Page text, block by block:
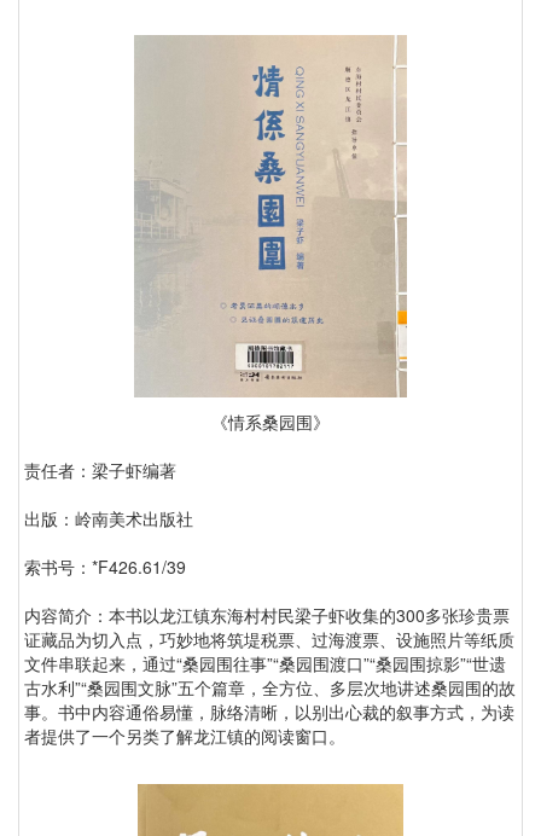
《情系桑园围》
责任者：梁子虾编著
出版：岭南美术出版社
索书号：*F426.61/39
内容简介：本书以龙江镇东海村村民梁子虾收集的300多张珍贵票
证藏品为切入点，巧妙地将筑堤税票、过海渡票、设施照片等纸质
文件串联起来，通过“桑园围往事”“桑园围渡口”“桑园围掠影”“世遗
古水利”“桑园围文脉”五个篇章，全方位、多层次地讲述桑园围的故
事。书中内容通俗易懂，脉络清晰，以别出心裁的叙事方式，为读
者提供了一个另类了解龙江镇的阅读窗口。